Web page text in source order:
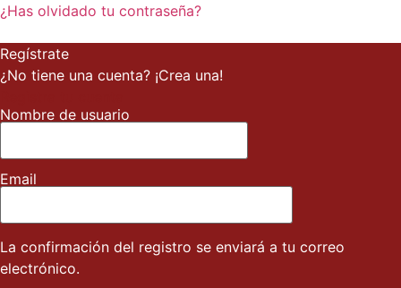
¿Has olvidado tu contraseña?
Regístrate
¿No tiene una cuenta? ¡Crea una!
Nombre de usuario
Email
La confirmación del registro se enviará a tu correo
electrónico.